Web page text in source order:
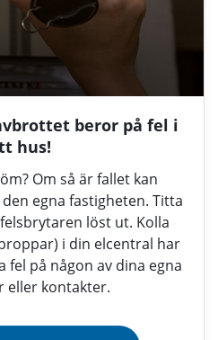
beror på fel i
hus!
Om så är fallet kan
egna fastigheten. Titta
löst ut. Kolla
i din elcentral har
fel på någon av dina egna
eller kontakter.